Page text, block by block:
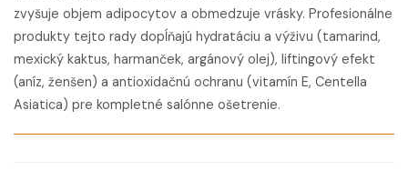
zvyšuje objem adipocytov a obmedzuje vrásky. Profesionálne
produkty tejto rady dopĺňajú hydratáciu a výživu (tamarind,
mexický kaktus, harmanček, argánový olej), liftingový efekt
(aníz, ženšen) a antioxidačnú ochranu (vitamín E, Centella
Asiatica) pre kompletné salónne ošetrenie.